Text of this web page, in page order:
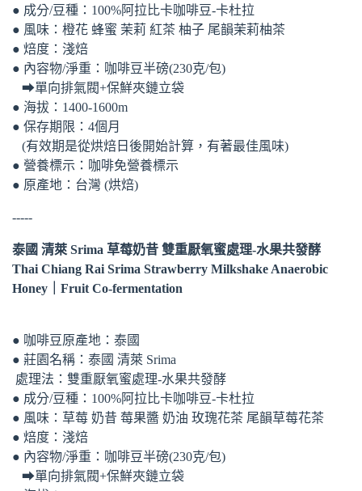
● 成分/豆種：100%阿拉比卡咖啡豆-卡杜拉
● 風味：橙花 蜂蜜 茉莉 紅茶 柚子 尾韻茉莉柚茶
● 焙度：淺焙
● 內容物/淨重：咖啡豆半磅(230克/包)
➡單向排氣閥+保鮮夾鏈立袋
● 海拔：1400-1600m
● 保存期限：4個月
(有效期是從烘焙日後開始計算，有著最佳風味) ​
● 營養標示：咖啡免營養標示
● 原產地：台灣 (烘焙)
-----
泰國 清萊 Srima 草莓奶昔 雙重厭氧蜜處理-水果共發酵
Thai Chiang Rai Srima Strawberry Milkshake Anaerobic
Honey｜Fruit Co-fermentation
● 咖啡豆原產地：泰國
● 莊園名稱：泰國 清萊 Srima
處理法：雙重厭氧蜜處理-水果共發酵
● 成分/豆種：100%阿拉比卡咖啡豆-卡杜拉
● 風味：草莓 奶昔 莓果醬 奶油 玫瑰花茶 尾韻草莓花茶
● 焙度：淺焙
● 內容物/淨重：咖啡豆半磅(230克/包)
➡單向排氣閥+保鮮夾鏈立袋